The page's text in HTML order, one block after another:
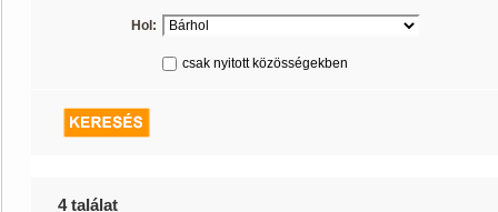
Hol:
csak nyitott közösségekben
4 találat